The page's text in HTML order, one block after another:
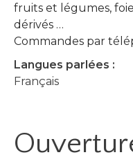
fruits et légumes,
dérivés …
Commandes par
Langues parlées :
Français